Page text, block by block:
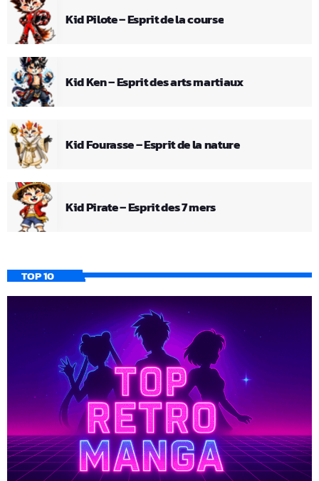
Kid Pilote – Esprit de la course
Kid Ken – Esprit des arts martiaux
Kid Fourasse – Esprit de la nature
Kid Pirate – Esprit des 7 mers
TOP 10